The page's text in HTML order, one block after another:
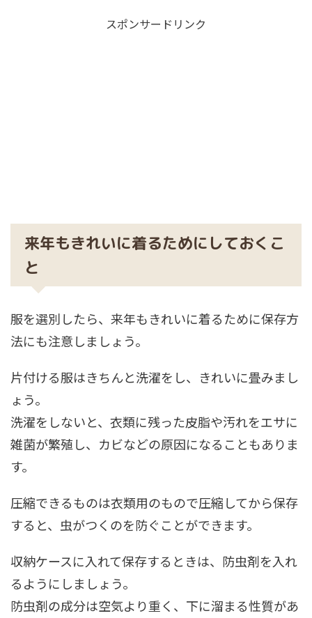
スポンサードリンク
来年もきれいに着るためにしておくこ
と
服を選別したら、来年もきれいに着るために保存方
法にも注意しましょう。
片付ける服はきちんと洗濯をし、きれいに畳みまし
ょう。
洗濯をしないと、衣類に残った皮脂や汚れをエサに
雑菌が繁殖し、カビなどの原因になることもありま
す。
圧縮できるものは衣類用のもので圧縮してから保存
すると、虫がつくのを防ぐことができます。
収納ケースに入れて保存するときは、防虫剤を入れ
るようにしましょう。
防虫剤の成分は空気より重く、下に溜まる性質があ